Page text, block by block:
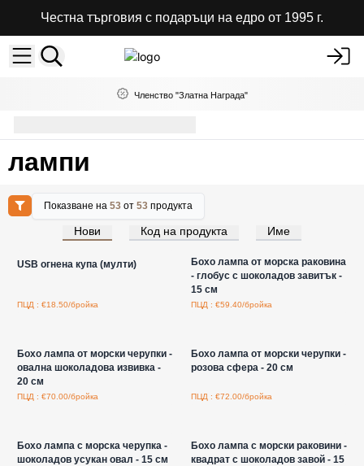
Честна търговия с подаръци на едро от 1995 г.
Членство "Златна Награда"
лампи
Показване на53 от53 продукта
Нови Код на продукта Име
Влезте за цени на едро
USB огнена купа (мулти)
ПЦД : €18.50/бройка
Влезте за цени на едро
Бохо лампа от морска раковина
- глобус с шоколадов завитък -
15 см
ПЦД : €59.40/бройка
Бохо лампа от морски черупки -
овална шоколадова извивка -
20 см
ПЦД : €70.00/бройка
Бохо лампа от морски черупки -
розова сфера - 20 см
ПЦД : €72.00/бройка
Бохо лампа с морска черупка -
шоколадов усукан овал - 15 см
Бохо лампа с морски раковини -
квадрат с шоколадов завой - 15